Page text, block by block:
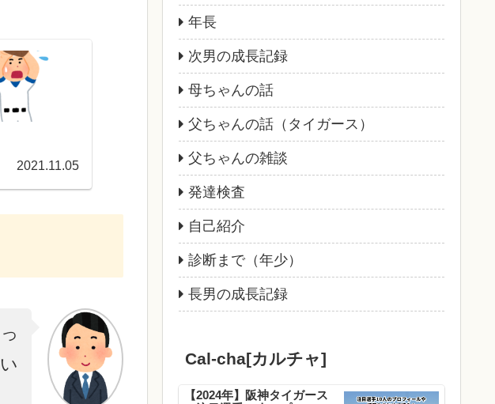
2021.11.05
年長
次男の成長記録
母ちゃんの話
父ちゃんの話（タイガース）
父ちゃんの雑談
発達検査
自己紹介
診断まで（年少）
長男の成長記録
Cal-cha[カルチャ]
【2024年】阪神タイガース